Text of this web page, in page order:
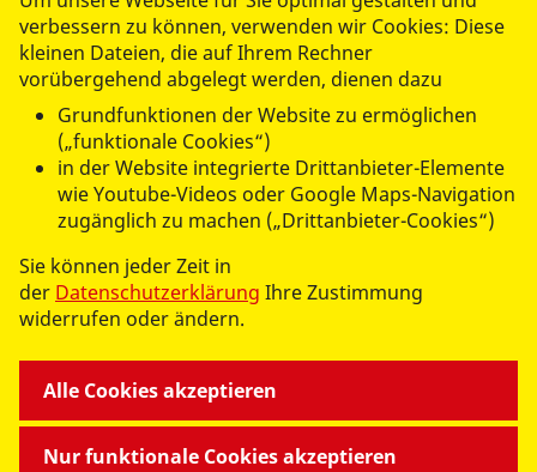
UNSERE LEISTUNGEN
MITMACHEN UND HELFEN
© 2026 ASB RV Zittau/Görlitz e.V.
Impressum
verbessern zu können, verwenden wir Cookies: Diese
kleinen Dateien, die auf Ihrem Rechner
vorübergehend abgelegt werden, dienen dazu
Grundfunktionen der Website zu ermöglichen
(„funktionale Cookies“)
in der Website integrierte Drittanbieter-Elemente
wie Youtube-Videos oder Google Maps-Navigation
zugänglich zu machen („Drittanbieter-Cookies“)
Sie können jeder Zeit in
der Datenschutzerklärung Ihre Zustimmung
widerrufen oder ändern.
Nur funktionale Cookies akzeptieren
Alle Cookies akzeptieren